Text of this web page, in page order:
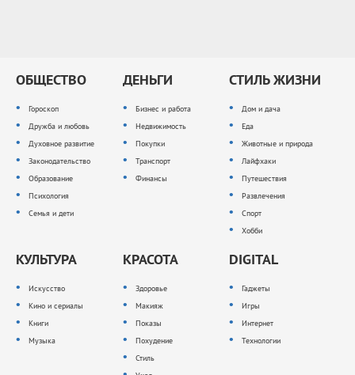
ОБЩЕСТВО
Гороскоп
Дружба и любовь
Духовное развитие
Законодательство
Образование
Психология
Семья и дети
ДЕНЬГИ
Бизнес и работа
Недвижимость
Покупки
Транспорт
Финансы
СТИЛЬ ЖИЗНИ
Дом и дача
Еда
Животные и природа
Лайфхаки
Путешествия
Развлечения
Спорт
Хобби
КУЛЬТУРА
Искусство
Кино и сериалы
Книги
Музыка
КРАСОТА
Здоровье
Макияж
Показы
Похудение
Стиль
DIGITAL
Гаджеты
Игры
Интернет
Технологии